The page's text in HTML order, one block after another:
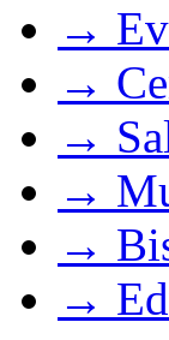
→
→
→
→
→
→